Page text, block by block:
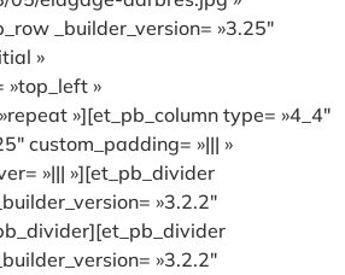
_builder_version= »3.25″
»
»top_left »
»][et_pb_column type= »4_4″
custom_padding= »||| »
»||| »][et_pb_divider
»3.2.2″
»3.2.2″